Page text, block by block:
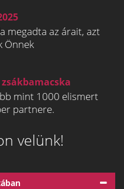
megadta az árait, azt
Önnek
mint 1000 elismert
partnere.
velünk!